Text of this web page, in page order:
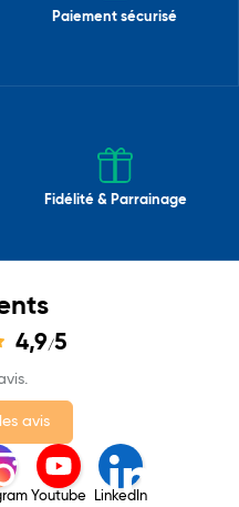
Paiement sécurisé
Fidélité & Parrainage
4,9/5
avis
Youtube LinkedIn